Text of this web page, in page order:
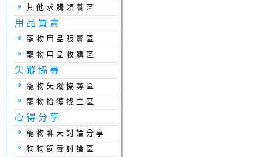
其他求購領養區
用品買賣
寵物用品販賣區
寵物用品收購區
失蹤協尋
寵物失蹤協尋區
寵物拾獲找主區
心得分享
寵物聊天討論分享
狗狗飼養討論區